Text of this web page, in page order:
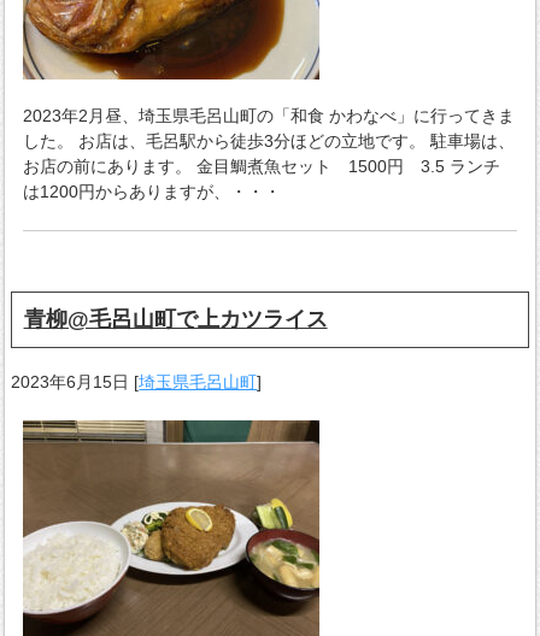
2023年2月昼、埼玉県毛呂山町の「和食 かわなべ」に行ってきま
した。 お店は、毛呂駅から徒歩3分ほどの立地です。 駐車場は、
お店の前にあります。 金目鯛煮魚セット 1500円 3.5 ランチ
は1200円からありますが、・・・
青柳@毛呂山町で上カツライス
2023年6月15日 [埼玉県毛呂山町]